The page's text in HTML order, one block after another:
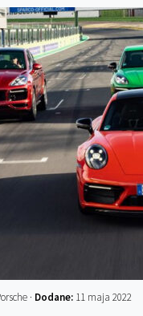
· Dodane: 11 maja 2022